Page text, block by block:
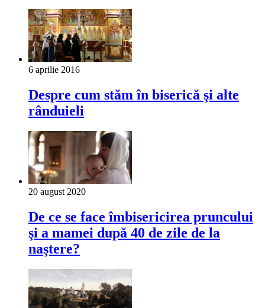
6 aprilie 2016
Despre cum stăm în biserică şi alte
rânduieli
20 august 2020
De ce se face îmbisericirea pruncului
şi a mamei după 40 de zile de la
naştere?